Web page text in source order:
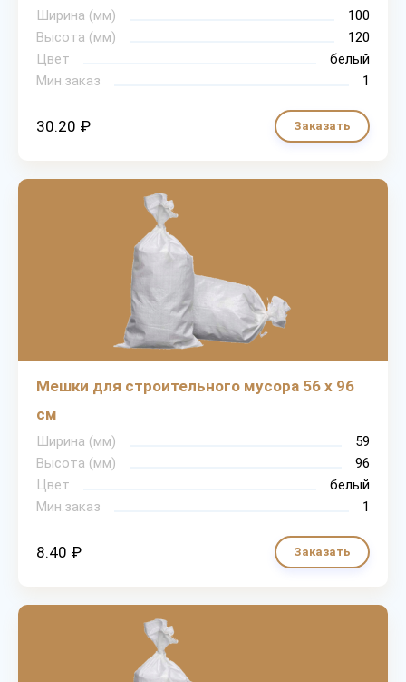
Ширина (мм)
100
Высота (мм)
120
Цвет
белый
Мин.заказ
1
30.20 ₽ Заказать
Мешки для строительного мусора 56 х 96
см
Ширина (мм)
59
Высота (мм)
96
Цвет
белый
Мин.заказ
1
8.40 ₽ Заказать